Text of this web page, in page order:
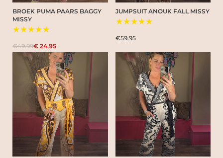
BROEK PUMA PAARS BAGGY
MISSY
★★★★★
€49.99€ 24.95
JUMPSUIT ANOUK FALL MISSY
★★★★★
€59.95